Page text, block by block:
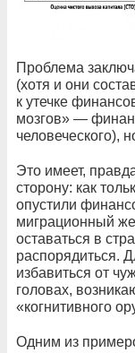
Проблема
(хотя и они
к утечке
мозгов» —
человеческого),
Это имеет,
сторону: как
опустили
миграционный
оставаться в
распорядиться.
избавиться от
головах,
«когнитивного
Одним из